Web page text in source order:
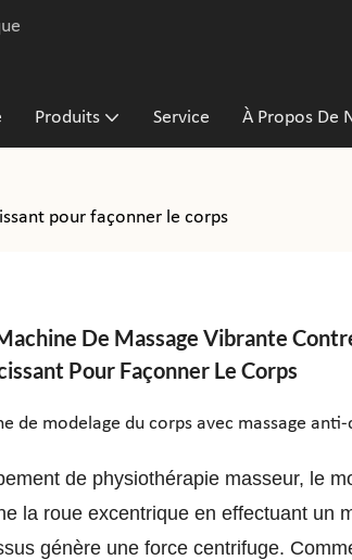
Produits Service À Propos De
pour façonner le corps
De Massage Vibrante
Pour Façonner Le Corps
de modelage du corps avec massage
de physiothérapie masseur, le
la roue excentrique en effectuant un
génère une force centrifuge.